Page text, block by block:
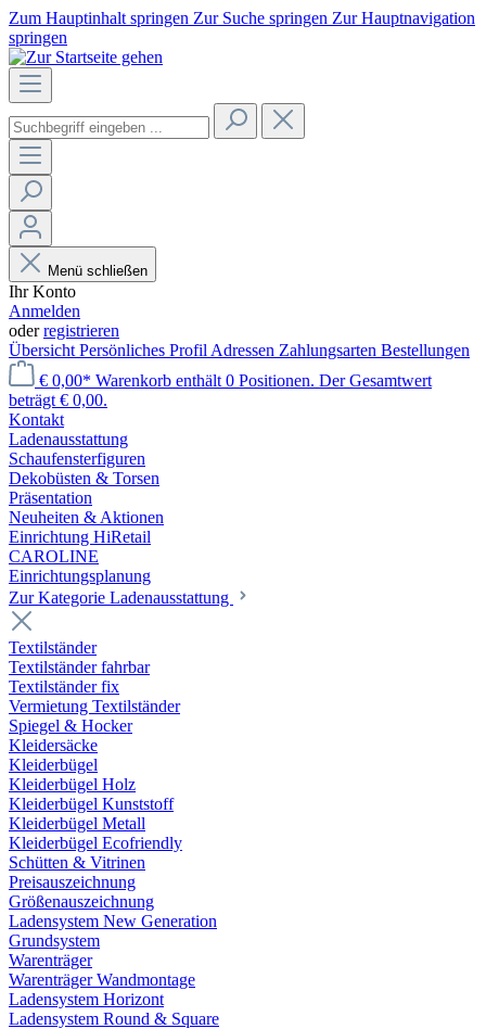
Zum Hauptinhalt springen Zur Suche springen Zur Hauptnavigation
springen
Menü schließen
Ihr Konto
Anmelden
oderregistrieren
Übersicht Persönliches Profil Adressen Zahlungsarten Bestellungen
€ 0,00* Warenkorb enthält 0 Positionen. Der Gesamtwert
beträgt € 0,00.
Kontakt
Laden­ausstattung
Schaufenster­figuren
Dekobüsten & Torsen
Präsentation
Neuheiten & Aktionen
Einrichtung HiRetail
CAROLINE
Einrichtungsplanung
Zur Kategorie Laden­ausstattung
Textilständer
Textilständer fahrbar
Textilständer fix
Vermietung Textilständer
Spiegel & Hocker
Kleidersäcke
Kleiderbügel
Kleiderbügel Holz
Kleiderbügel Kunststoff
Kleiderbügel Metall
Kleiderbügel Ecofriendly
Schütten & Vitrinen
Preisauszeichnung
Größenauszeichnung
Ladensystem New Generation
Grundsystem
Warenträger
Warenträger Wandmontage
Ladensystem Horizont
Ladensystem Round & Square